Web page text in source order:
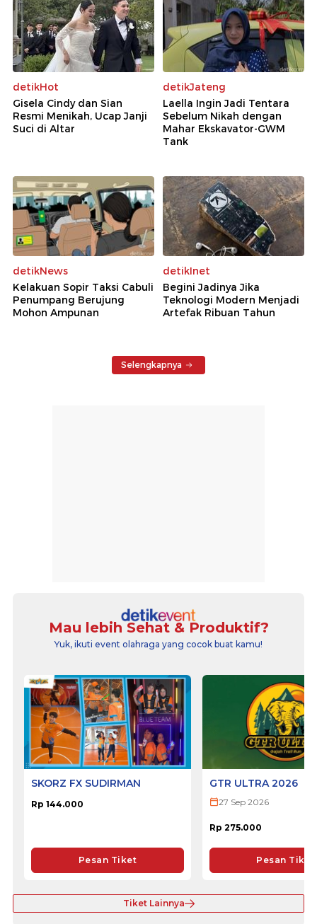
detikHot
Gisela Cindy dan Sian
Resmi Menikah, Ucap Janji
Suci di Altar
detikJateng
Laella Ingin Jadi Tentara
Sebelum Nikah dengan
Mahar Ekskavator-GWM
Tank
detikNews
Kelakuan Sopir Taksi Cabuli
Penumpang Berujung
Mohon Ampunan
detikInet
Begini Jadinya Jika
Teknologi Modern Menjadi
Artefak Ribuan Tahun
Selengkapnya
Mau lebih Sehat & Produktif?
Yuk, ikuti event olahraga yang cocok buat kamu!
SKORZ FX SUDIRMAN
Rp 144.000
Pesan Tiket
GTR ULTRA 2026
27 Sep 2026
Rp 275.000
Pesan Tiket
Tiket Lainnya